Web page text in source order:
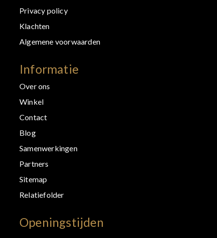
Privacy policy
Klachten
Algemene voorwaarden
Informatie
Over ons
Winkel
Contact
Blog
Samenwerkingen
Partners
Sitemap
Relatiefolder
Openingstijden